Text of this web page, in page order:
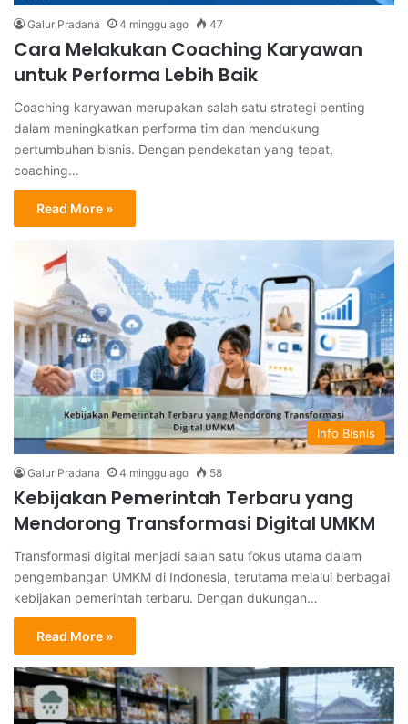
Galur Pradana 4 minggu ago 47
Cara Melakukan Coaching Karyawan
untuk Performa Lebih Baik
Coaching karyawan merupakan salah satu strategi penting
dalam meningkatkan performa tim dan mendukung
pertumbuhan bisnis. Dengan pendekatan yang tepat,
coaching…
Read More »
Info Bisnis
Galur Pradana 4 minggu ago 58
Kebijakan Pemerintah Terbaru yang
Mendorong Transformasi Digital UMKM
Transformasi digital menjadi salah satu fokus utama dalam
pengembangan UMKM di Indonesia, terutama melalui berbagai
kebijakan pemerintah terbaru. Dengan dukungan…
Read More »